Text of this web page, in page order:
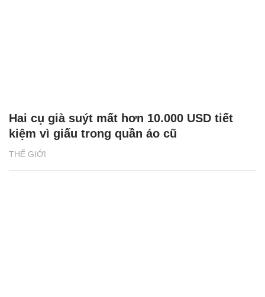
THẾ GIỚI
Hai cụ già suýt mất hơn 10.000 USD tiết
kiệm vì giấu trong quần áo cũ